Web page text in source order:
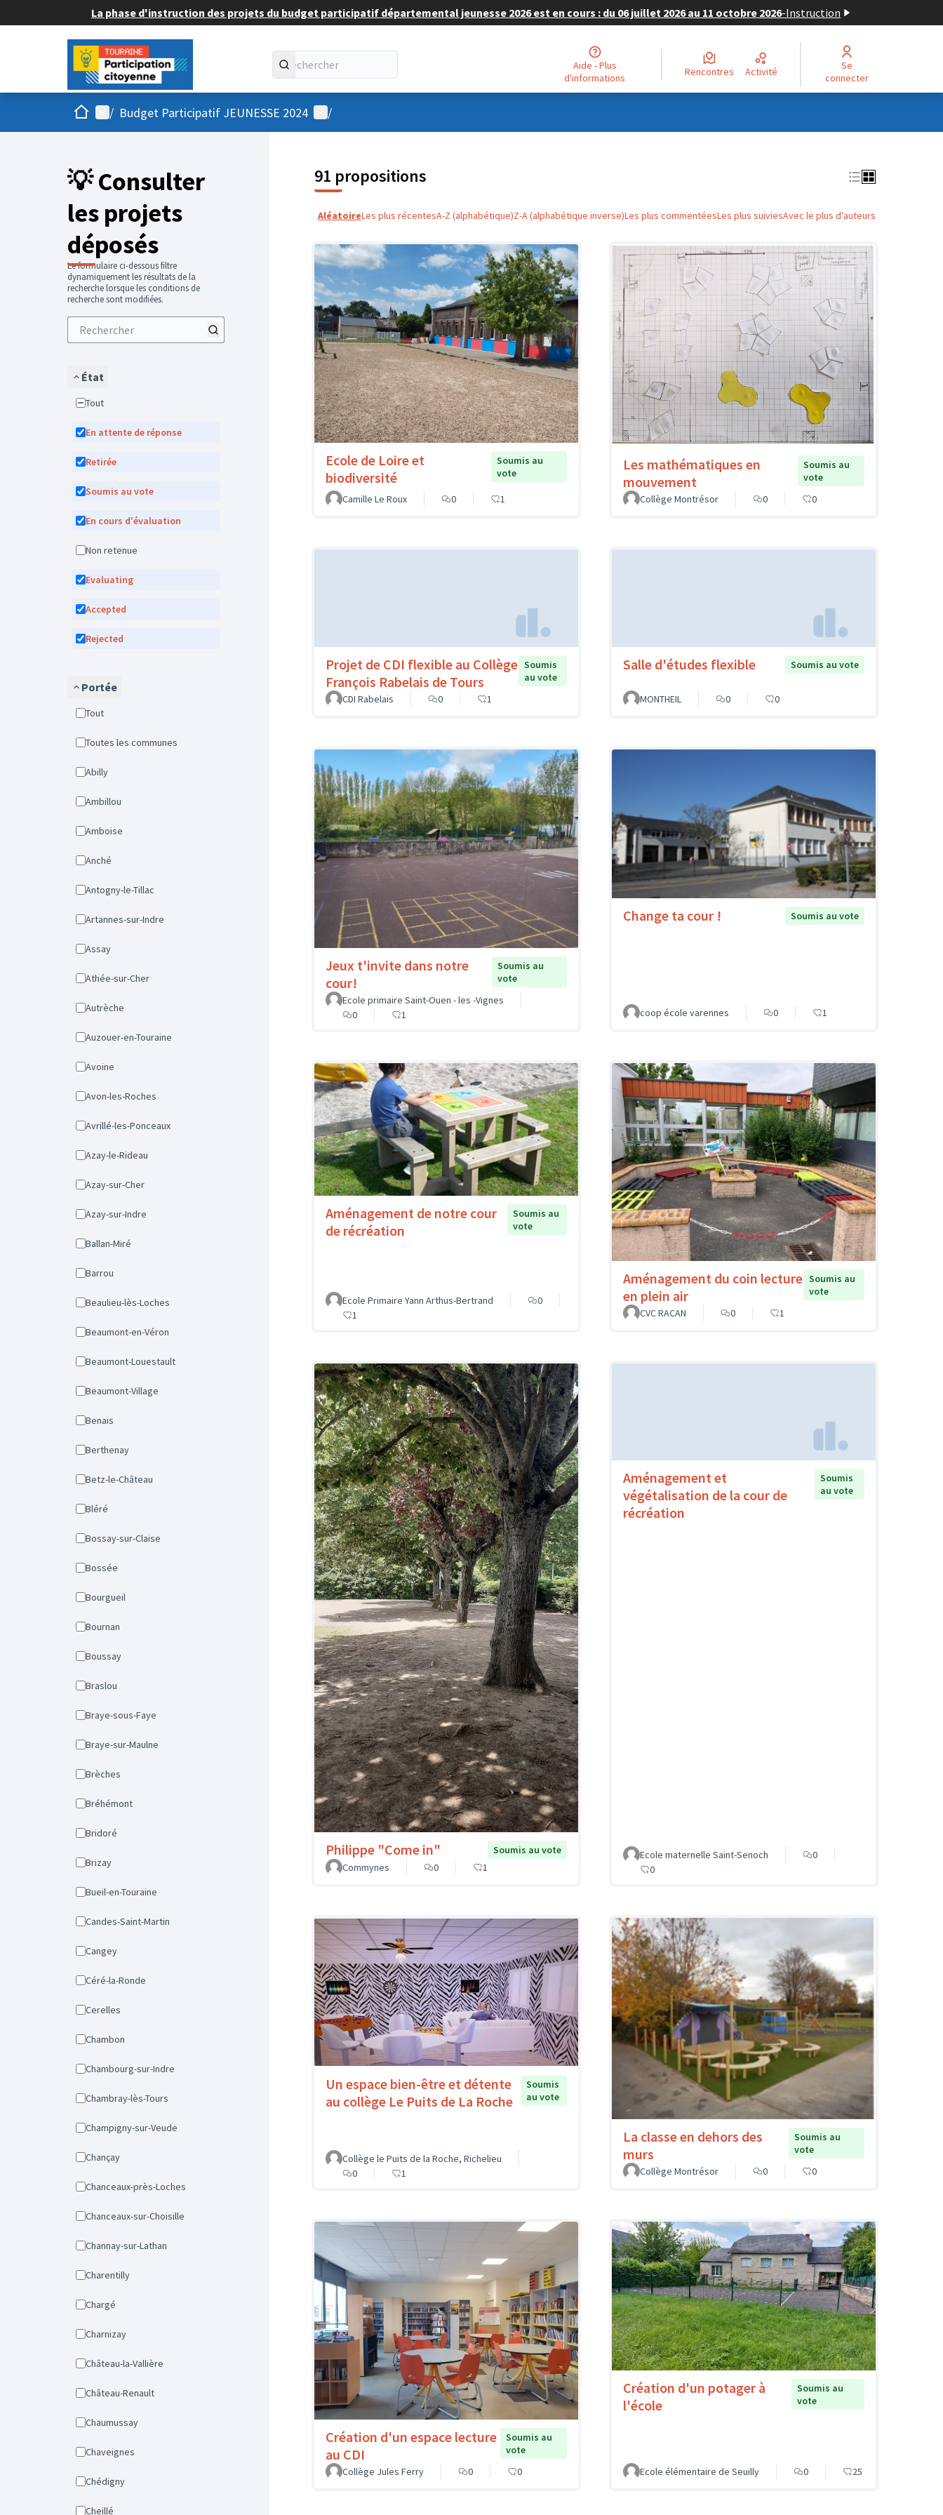
La phase d'instruction des projets du budget participatif départemental jeunesse 2026 est en cours : du 06 juillet 2026 au 11 octobre 2026-Instruction
Aide - Plus
d'informations
Rencontres Activité
Se
connecter
AccueilMenu principal
/ Budget Participatif JEUNESSE 2024 Menu utilisateur
/
💡 Consulter
les projets
déposés
Le formulaire ci-dessous filtre
dynamiquement les résultats de la
recherche lorsque les conditions de
recherche sont modifiées.
État
Tout
En attente de réponse
Retirée
Soumis au vote
En cours d'évaluation
Non retenue
Evaluating
Accepted
Rejected
Portée
Tout
Toutes les communes
Abilly
Ambillou
Amboise
Anché
Antogny-le-Tillac
Artannes-sur-Indre
Assay
Athée-sur-Cher
Autrèche
Auzouer-en-Touraine
Avoine
Avon-les-Roches
Avrillé-les-Ponceaux
Azay-le-Rideau
Azay-sur-Cher
Azay-sur-Indre
Ballan-Miré
Barrou
Beaulieu-lès-Loches
Beaumont-en-Véron
Beaumont-Louestault
Beaumont-Village
Benais
Berthenay
Betz-le-Château
Bléré
Bossay-sur-Claise
Bossée
Bourgueil
Bournan
Boussay
Braslou
Braye-sous-Faye
Braye-sur-Maulne
Brèches
Bréhémont
Bridoré
Brizay
Bueil-en-Touraine
Candes-Saint-Martin
Cangey
Céré-la-Ronde
Cerelles
Chambon
Chambourg-sur-Indre
Chambray-lès-Tours
Champigny-sur-Veude
Chançay
Chanceaux-près-Loches
Chanceaux-sur-Choisille
Channay-sur-Lathan
Charentilly
Chargé
Charnizay
Château-la-Vallière
Château-Renault
Chaumussay
Chaveignes
Chédigny
Cheillé
91 propositions
AléatoireLes plus récentesA-Z (alphabétique)Z-A (alphabétique inverse)Les plus commentéesLes plus suiviesAvec le plus d'auteurs
Ecole de Loire et
biodiversité
Soumis au
vote
Camille Le Roux 0 1
Les mathématiques en
mouvement
Soumis au
vote
Collège Montrésor
0 0
Projet de CDI flexible au Collège
François Rabelais de Tours
Soumis
au vote
CDI Rabelais
0 1
Salle d'études flexible Soumis au vote
MONTHEIL 0 0
Jeux t'invite dans notre
cour!
Soumis au
vote
Ecole primaire Saint-Ouen - les -Vignes
0
1
Change ta cour ! Soumis au vote
coop école varennes 0 1
Aménagement de notre cour
de récréation
Soumis au
vote
Ecole Primaire Yann Arthus-Bertrand
0
1
Aménagement du coin lecture
en plein air
Soumis au
vote
CVC RACAN
0 1
Philippe "Come in"
Soumis au vote
Commynes
0 1
Aménagement et
végétalisation de la cour de
récréation
Soumis
au vote
Ecole maternelle Saint-Senoch
0
0
Un espace bien-être et détente
au collège Le Puits de La Roche
Soumis
au vote
Collège le Puits de la Roche, Richelieu
0
1
La classe en dehors des
murs
Soumis au
vote
Collège Montrésor
0 0
Création d'un espace lecture
au CDI
Soumis au
vote
Collège Jules Ferry
0 0
Création d'un potager à
l'école
Soumis au
vote
Ecole élémentaire de Seuilly 0 25